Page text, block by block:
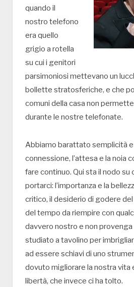
quando il
nostro telefono
era quello
grigio a rotella
su cui i genitori
parsimoniosi mettevano un
bollette stratosferiche, e che
comuni della casa non
durante le nostre telefonate.
Abbiamo barattato semplicità
connessione, l’attesa e la noia
fare continuo. Qui sta il nodo su
portarci: l’importanza e la
critico, il desiderio di godere
del tempo da riempire con
davvero nostro e non provenga
studiato a tavolino per
ad essere schiavi di uno
dovuto migliorare la nostra vita
libertà, che invece ci ha tolto.